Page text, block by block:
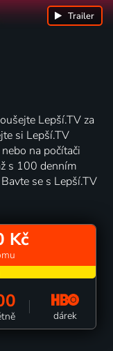
Trailer
Lepší.TV za
si Lepší.TV
na počítači
s 100 denním
se s Lepší.TV
Kč
dárek